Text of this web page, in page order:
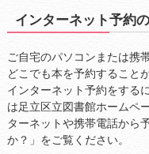
インターネット予約
ご自宅のパソコンまたは携
どこでも本を予約すること
インターネット予約をする
は足立区立図書館ホームペ
ターネットや携帯電話から
か？」をご覧ください。